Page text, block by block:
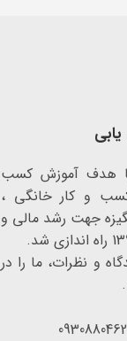
هدف آموزش کسب
کسب و کار خانگی ،
جهت رشد مالی و
و نظرات، ما را در